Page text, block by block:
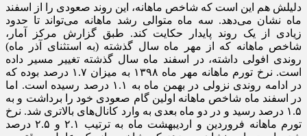
دلیلش هم این است که شاخص ماهانه، این روند صعودی را از اسفند
ماه نشان می‌دهد. سه ماه متوالی رشد ماهانه می‌تواند تا حدود
زیادی از یک روند پایدار حکایت کند. طبق گزارش مرکز آمار،
شاخص ماهانه که از مهر ماه سال گذشته (به استثنای آذر ماه)
روندی افولی داشته، در اسفند ماه سال گذشته تغییر مسیر داده
است. نرخ تورم ماهانه مهر ماه ۱۳۹۸ به میزان ۱.۷ درصد بوده که
در ادامه روندی نزولی در بهمن ماه به ۱.۱ درصد رسیده است. اما
در اسفند ماه شاخص ماهانه اولین گام صعودی خود را برداشت و به
۱.۵ درصد رسید و در دو ماه بعدی به وارد کانال‌های بالاتری شد. نرخ
تورم ماهانه فروردین و اردیبهشت ماه به ترتیب ۲.۱ و ۲.۵ درصد